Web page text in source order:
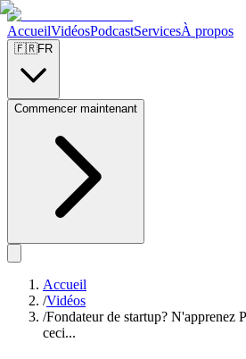
AccueilVidéosPodcastServicesÀ propos
🇫🇷FR
Commencer maintenant
Accueil
/Vidéos
/Fondateur de startup? N'apprenez
ceci...